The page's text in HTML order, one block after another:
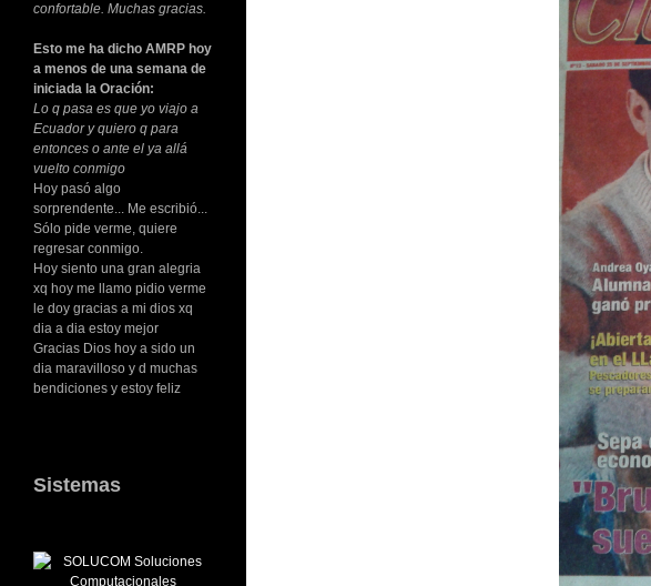
confortable. Muchas gracias.
Esto me ha dicho AMRP hoy
a menos de una semana de
iniciada la Oración:
Lo q pasa es que yo viajo a
Ecuador y quiero q para
entonces o ante el ya allá
vuelto conmigo
Hoy pasó algo
sorprendente... Me escribió...
Sólo pide verme, quiere
regresar conmigo.
Hoy siento una gran alegria
xq hoy me llamo pidio verme
le doy gracias a mi dios xq
dia a dia estoy mejor
Gracias Dios hoy a sido un
dia maravilloso y d muchas
bendiciones y estoy feliz
Sistemas